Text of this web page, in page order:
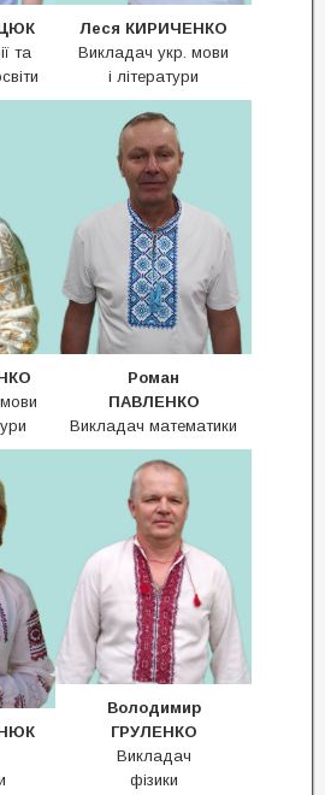
та
Леся КИРИЧЕНКО
Викладач укр. мови
і літератури
Роман
ПАВЛЕНКО
Викладач математики
Володимир
ГРУЛЕНКО
Викладач
фізики